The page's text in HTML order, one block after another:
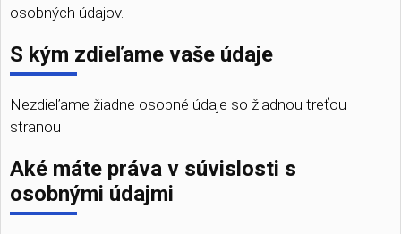
osobných údajov.
S kým zdieľame vaše údaje
Nezdieľame žiadne osobné údaje so žiadnou treťou
stranou
Aké máte práva v súvislosti s
osobnými údajmi